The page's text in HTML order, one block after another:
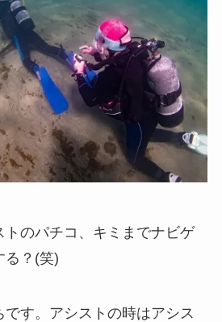
トのパチコ、キミまでナビゲ
る？(笑)
す。アシストの時はアシス